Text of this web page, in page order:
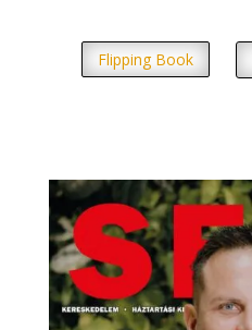
Flipping Book